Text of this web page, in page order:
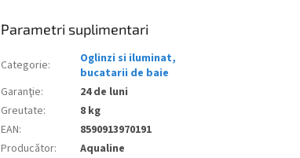
Parametri suplimentari
Categorie:
Oglinzi si iluminat,
bucatarii de baie
Garanţie:
24 de luni
Greutate:
8 kg
EAN:
8590913970191
Producător:
Aqualine